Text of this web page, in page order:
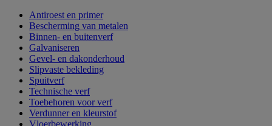
Antiroest en primer
Bescherming van metalen
Binnen- en buitenverf
Galvaniseren
Gevel- en dakonderhoud
Slipvaste bekleding
Spuitverf
Technische verf
Toebehoren voor verf
Verdunner en kleurstof
Vloerbewerking